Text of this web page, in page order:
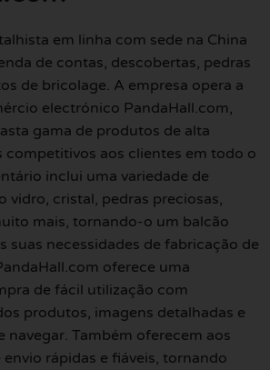
em linha com sede na China
de contas, descobertas, pedras
de bricolage. A empresa opera a
electrónico PandaHall.com,
gama de produtos de alta
competitivos aos clientes em todo o
inclui uma variedade de
vidro, cristal, pedras preciosas,
mais, tornando-o um balcão
suas necessidades de fabricação de
oferece uma
de fácil utilização com
produtos, imagens detalhadas e
navegar. Também oferecem aos
rápidas e fiáveis, tornando